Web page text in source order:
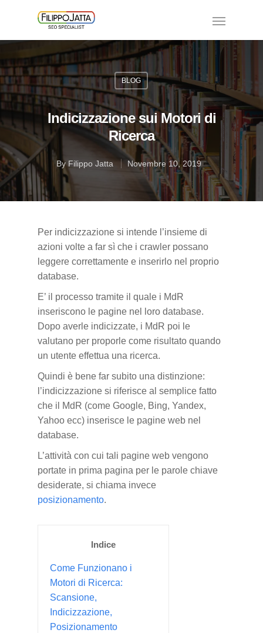
BLOG
Indicizzazione sui Motori di
Ricerca
ByFilippo Jatta Novembre 10, 2019
Per indicizzazione si intende l’insieme di
azioni volte a far sì che i crawler possano
leggere correttamente e inserirlo nel proprio
database.
E’ il processo tramite il quale i MdR
inseriscono le pagine nel loro database.
Dopo averle indicizzate, i MdR poi le
valutano per proporle come risultato quando
un utente effettua una ricerca.
Quindi è bene far subito una distinzione:
l’indicizzazione si riferisce al semplice fatto
che il MdR (come Google, Bing, Yandex,
Yahoo ecc) inserisce le pagine web nel
database.
L’attività con cui tali pagine web vengono
portate in prima pagina per le parole chiave
desiderate, si chiama invece
posizionamento.
Indice
Come Funzionano i
Motori di Ricerca:
Scansione,
Indicizzazione,
Posizionamento